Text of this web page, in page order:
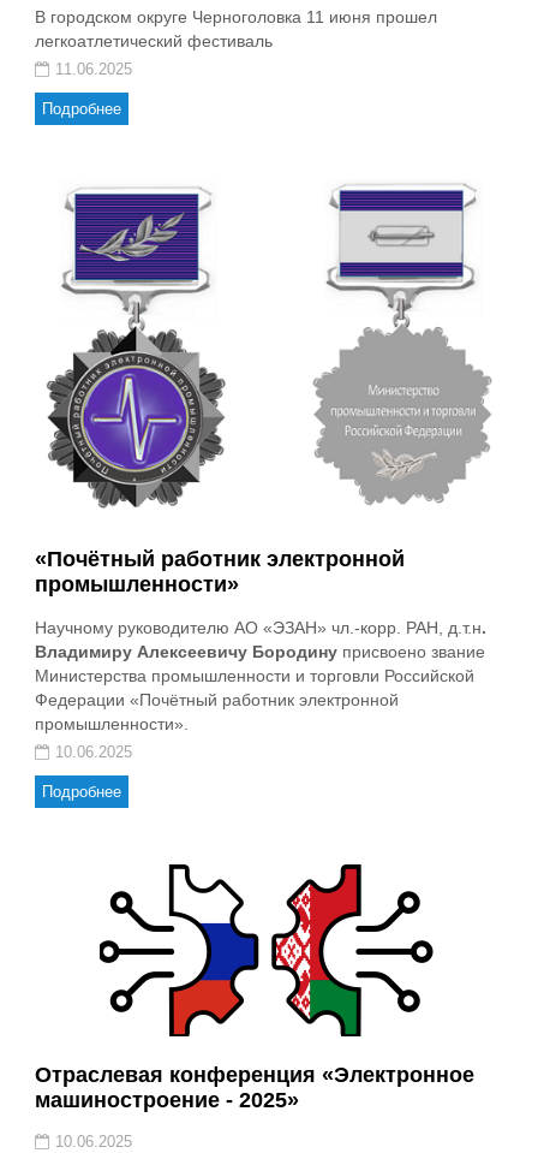
В городском округе Черноголовка 11 июня прошел
легкоатлетический фестиваль
11.06.2025
Подробнее
«Почётный работник электронной
промышленности»
Научному руководителю АО «ЭЗАН» чл.-корр. РАН, д.т.н.
Владимиру Алексеевичу Бородину присвоено звание
Министерства промышленности и торговли Российской
Федерации «Почётный работник электронной
промышленности».
10.06.2025
Подробнее
Отраслевая конференция «Электронное
машиностроение - 2025»
10.06.2025